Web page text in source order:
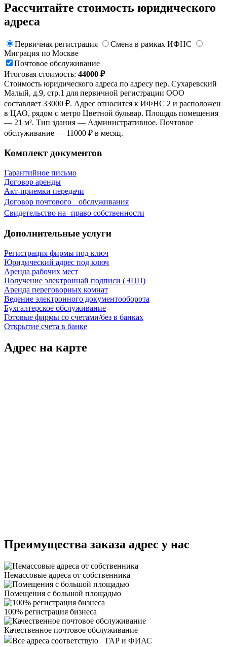
Рассчитайте стоимость юридического
адреса
Первичная регистрация
Смена в рамках ИФНС
Миграция по Москве
Почтовое обслуживание
Итоговая стоимость: 44000 ₽
Стоимость юридического адреса по адресу пер. Сухаревский
Малый, д.9, стр.1 для первичной регистрации ООО
составляет 33000 ₽. Адрес относится к ИФНС 2 и расположен
в ЦАО, рядом с метро Цветной бульвар. Площадь помещения
— 21 м². Тип здания — Административное. Почтовое
обслуживание — 11000 ₽ в месяц.
Комплект документов
Гарантийное письмо
Договор аренды
Акт-приемки передачи
Договор почтового обслуживания
Свидетельствo на право собственности
Дополнительные услуги
Регистрация фирмы под ключ
Юридический адрес под ключ
Аренда рабочих мест
Получение электроннай подписи (ЭЦП)
Аренда переговорных комнат
Ведение электронного документооборота
Бухгалтерское обслуживание
Готовые фирмы со счетами/без в банках
Открытие счета в банке
Адрес на карте
Преимущества заказа адрес у нас
Немассовые адреса от собственника
Помещения с большой площадью
100% регистрация бизнеса
Качественное почтовое обслуживание